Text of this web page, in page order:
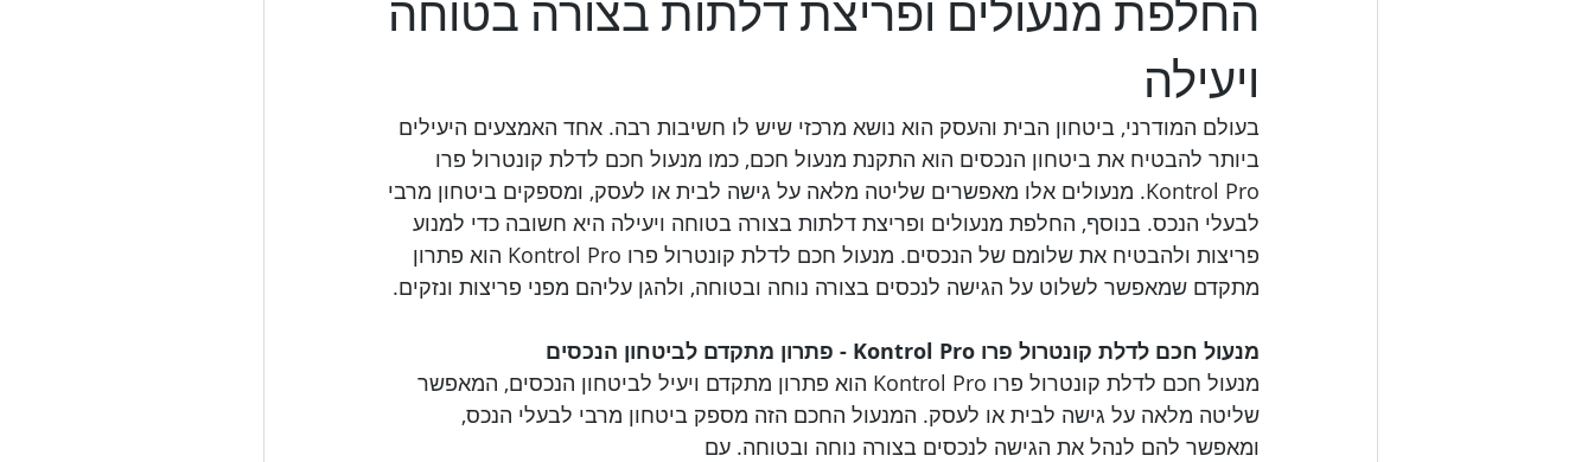
ויעילה
בעולם המודרני, ביטחון הבית והעסק הוא נושא מרכזי שיש לו חשיבות רבה. אחד האמצעים היעילים
ביותר להבטיח את ביטחון הנכסים הוא התקנת מנעול חכם, כמו מנעול חכם לדלת קונטרול פרו
Kontrol Pro. מנעולים אלו מאפשרים שליטה מלאה על גישה לבית או לעסק, ומספקים ביטחון מרבי
לבעלי הנכס. בנוסף, החלפת מנעולים ופריצת דלתות בצורה בטוחה ויעילה היא חשובה כדי למנוע
פריצות ולהבטיח את שלומם של הנכסים. מנעול חכם לדלת קונטרול פרו Kontrol Pro הוא פתרון
מתקדם שמאפשר לשלוט על הגישה לנכסים בצורה נוחה ובטוחה, ולהגן עליהם מפני פריצות ונזקים.
מנעול חכם לדלת קונטרול פרו Kontrol Pro - פתרון מתקדם לביטחון הנכסים
מנעול חכם לדלת קונטרול פרו Kontrol Pro הוא פתרון מתקדם ויעיל לביטחון הנכסים, המאפשר
שליטה מלאה על גישה לבית או לעסק. המנעול החכם הזה מספק ביטחון מרבי לבעלי הנכס,
ומאפשר להם לנהל את הגישה לנכסים בצורה נוחה ובטוחה. עם